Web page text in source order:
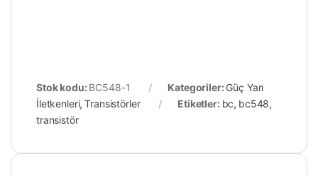
Stok kodu: BC548-1 Kategoriler: Güç Yarı
İletkenleri,Transistörler Etiketler: bc, bc548,
transistör